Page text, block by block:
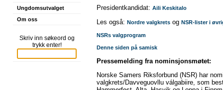
Ungdomsutvalget
Om oss
Skriv inn søkeord og
trykk enter!
Presidentkandidat: Aili Keskitalo
Les også: Nordre valgkrets og NSR-lister i
NSRs valgprogram
Denne siden på samisk
Pressemelding fra nominsjonsmøtet:
Norske Samers Riksforbund (NSR) har
valgkrets/Davveguovllu válgabiire, som